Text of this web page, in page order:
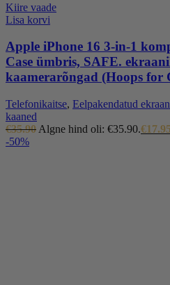
Kiire vaade
Lisa korvi
Apple iPhone 16 3-in-1
Case ümbris, SAFE.
kaamerarõngad (Hoops for
Telefonikaitse, Eelpakendatud
kaaned
€35.90 Algne hind oli: €35.90.€17.95
-50%